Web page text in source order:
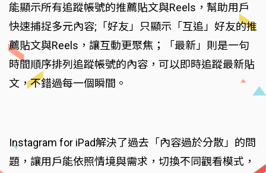
能顯示所有追蹤帳號的推薦貼文與Reels，幫助用戶
快速捕捉多元內容;「好友」只顯示「互追」好友的推
薦貼文與Reels，讓互動更聚焦；「最新」則是一句
時間順序排列追蹤帳號的內容，可以即時追蹤最新貼
文，不錯過每一個瞬間。
Instagram for iPad解決了過去「內容過於分散」的問
題，讓用戶能依照情境與需求，切換不同觀看模式，